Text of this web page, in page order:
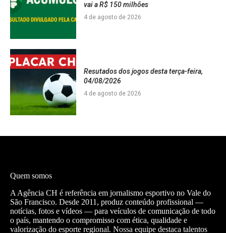
vai a R$ 150 milhões
4 de agosto de 2026
Resutados dos jogos desta terça-feira,
04/08/2026
4 de agosto de 2026
Quem somos
A Agência CH é referência em jornalismo esportivo no Vale do
São Francisco. Desde 2011, produz conteúdo profissional —
notícias, fotos e vídeos — para veículos de comunicação de todo
o país, mantendo o compromisso com ética, qualidade e
valorização do esporte regional. Nossa equipe destaca talentos